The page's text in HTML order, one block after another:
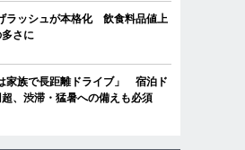
ラッシュが本格化 飲食料品値上
さに
家族で長距離ドライブ」 宿泊ド
、渋滞・猛暑への備えも必須